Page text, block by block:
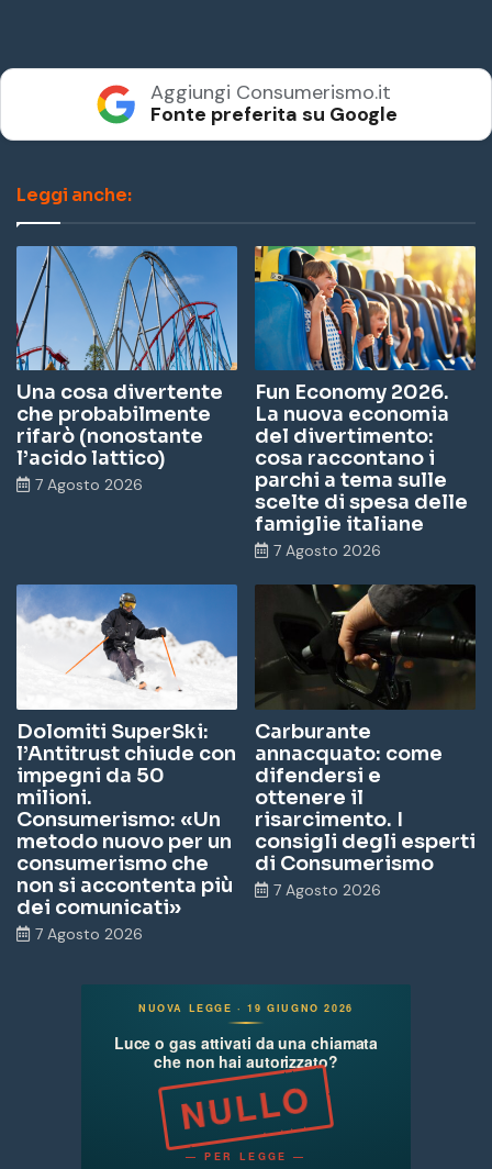
Aggiungi Consumerismo.it
Fonte preferita su Google
Leggi anche:
Una cosa divertente
che probabilmente
rifarò (nonostante
l’acido lattico)
7 Agosto 2026
Fun Economy 2026.
La nuova economia
del divertimento:
cosa raccontano i
parchi a tema sulle
scelte di spesa delle
famiglie italiane
7 Agosto 2026
Dolomiti SuperSki:
l’Antitrust chiude con
impegni da 50
milioni.
Consumerismo: «Un
metodo nuovo per un
consumerismo che
non si accontenta più
dei comunicati»
7 Agosto 2026
Carburante
annacquato: come
difendersi e
ottenere il
risarcimento. I
consigli degli esperti
di Consumerismo
7 Agosto 2026